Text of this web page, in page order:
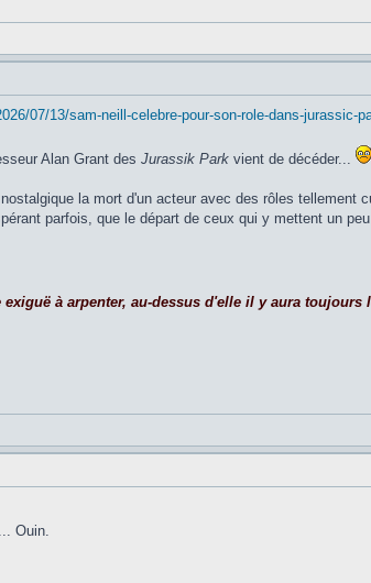
07/13/sam-neill-celebre-pour-son-role-dans-jurassic-
Alan Grant des Jurassik Parkvient de décéder...
la mort d'un acteur avec des rôles tellement
parfois, que le départ de ceux qui y mettent un
à arpenter, au-dessus d'elle il y aura toujours
Ouin.